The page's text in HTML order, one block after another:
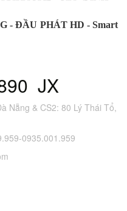
- ĐẦU PHÁT HD - Smart
Nẵng & CS2: 80 Lý Thái Tổ,
0935.001.959